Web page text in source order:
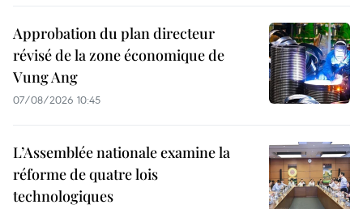
Approbation du plan directeur
révisé de la zone économique de
Vung Ang
07/08/2026 10:45
L’Assemblée nationale examine la
réforme de quatre lois
technologiques